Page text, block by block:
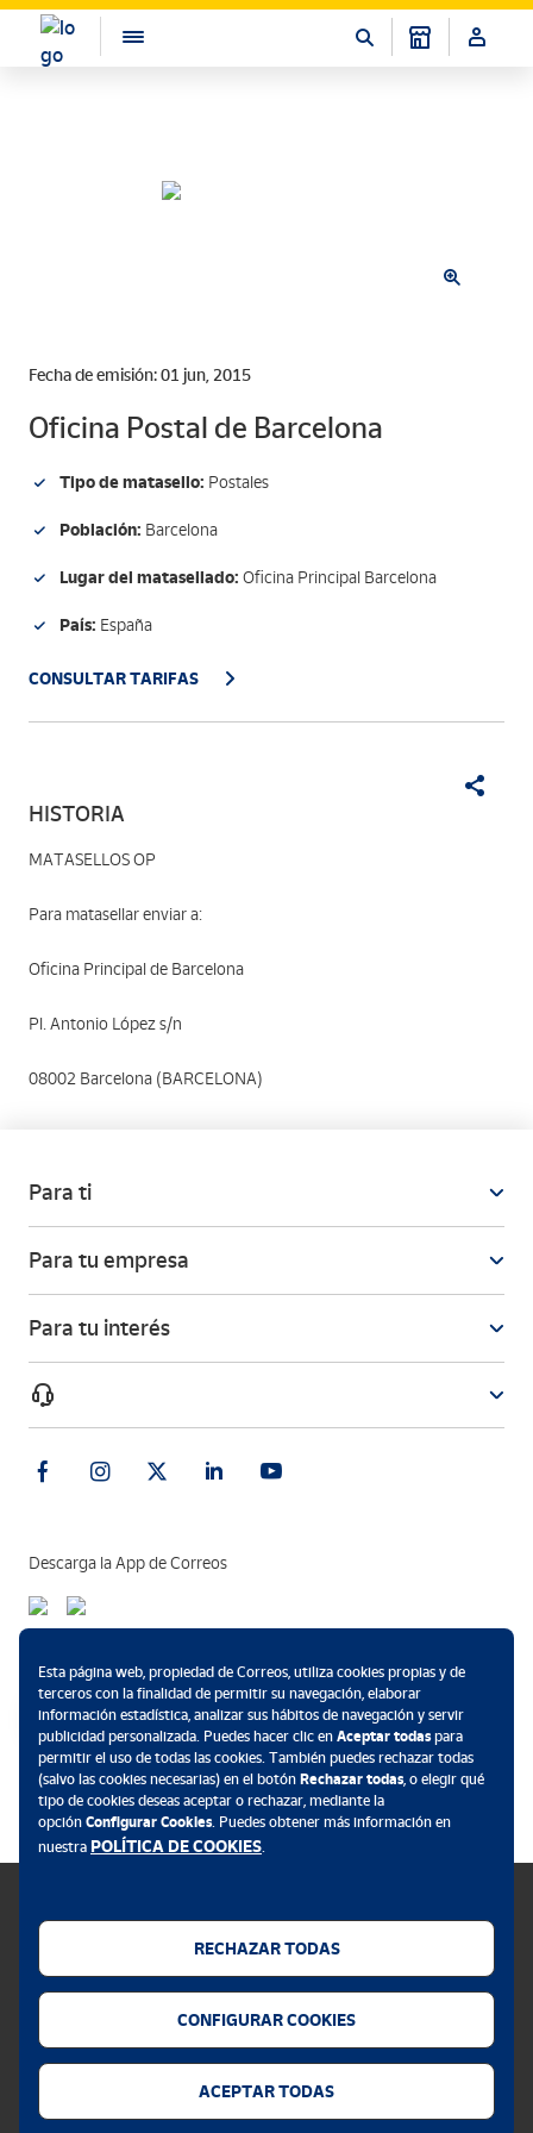
Fecha de emisión: 01 jun, 2015
Oficina Postal de Barcelona
Tipo de matasello: Postales
Población: Barcelona
Lugar del matasellado: Oficina Principal Barcelona
País: España
CONSULTAR TARIFAS
HISTORIA
MATASELLOS OP
Para matasellar enviar a:
Oficina Principal de Barcelona
Pl. Antonio López s/n
08002 Barcelona (BARCELONA)
Para ti
Para tu empresa
Para tu interés
Descarga la App de Correos
Política de cookies
Privacidad web
Esta página web, propiedad de Correos, utiliza cookies propias y de
terceros con la finalidad de permitir su navegación, elaborar
información estadística, analizar sus hábitos de navegación y servir
publicidad personalizada. Puedes hacer clic en Aceptar todaspara
permitir el uso de todas las cookies. También puedes rechazar todas
(salvo las cookies necesarias) en el botón Rechazar todas, o elegir qué
tipo de cookies deseas aceptar o rechazar, mediante la
opción Configurar Cookies. Puedes obtener más información en
nuestra POLÍTICA DE COOKIES.
RECHAZAR TODAS
CONFIGURAR COOKIES
ACEPTAR TODAS